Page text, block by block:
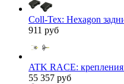
Coll-Tex: Hexagon
911 руб
ATK RACE:
55 357 руб